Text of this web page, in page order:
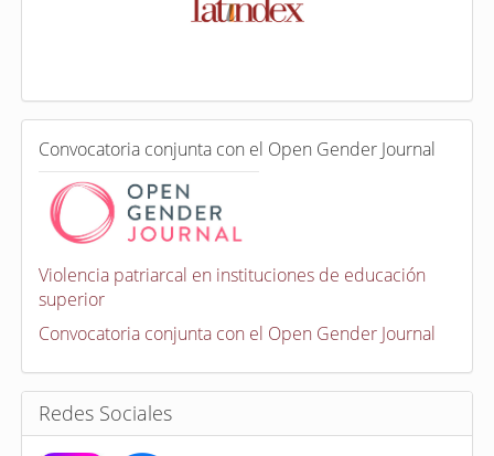
a
e
n
C
o
o
a
t
o
r
a
s
Convocatoria conjunta con el Open Gender Journal
Violencia patriarcal en instituciones de educación
superior
Convocatoria conjunta con el Open Gender Journal
Redes Sociales